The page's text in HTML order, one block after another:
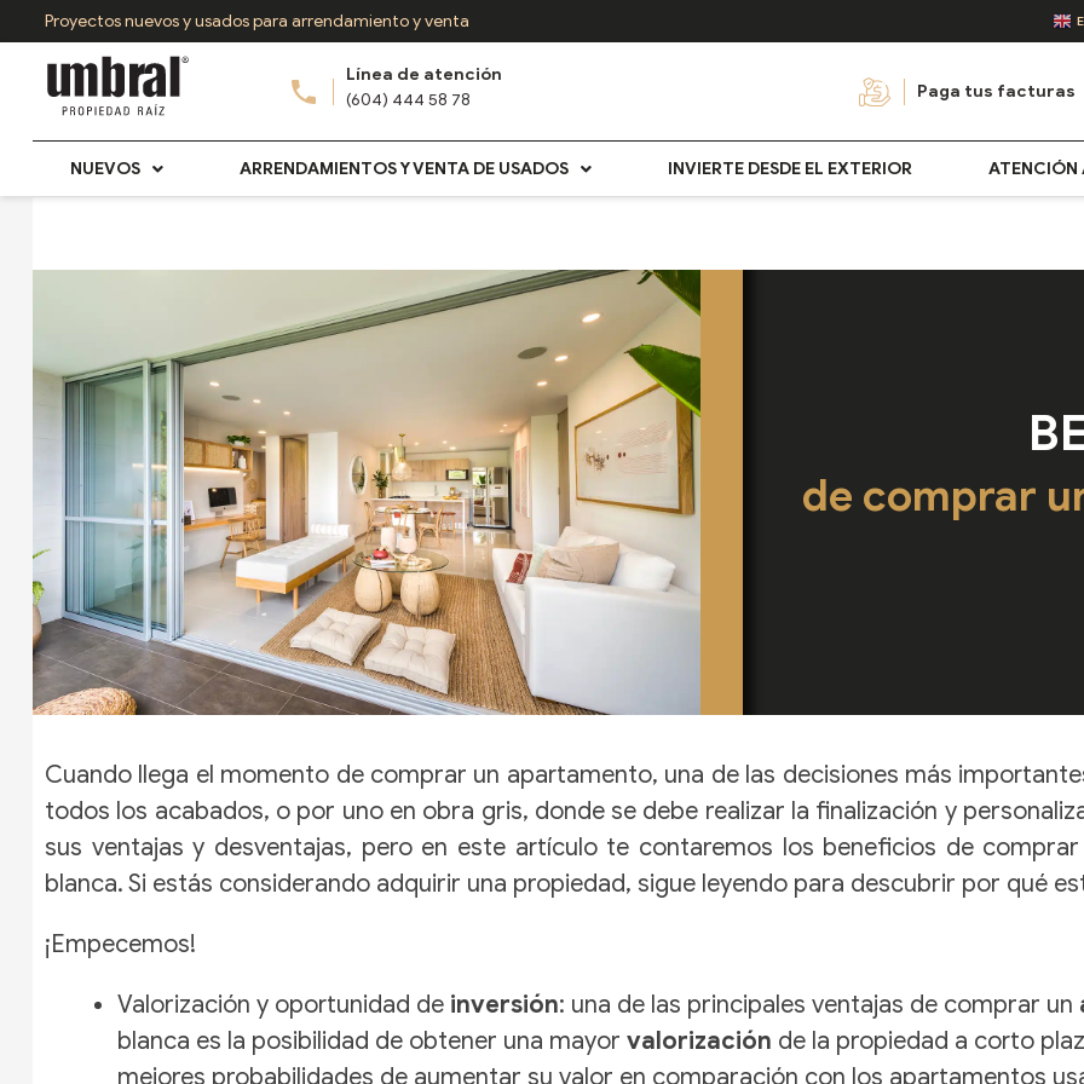
al
Proyectos nuevos y usados para arrendamiento y venta
Línea de atención
(604) 444 58 78
Paga tus facturas
NUEVOS ARRENDAMIENTOS Y VENTA DE USADOS INVIERTE DESDE EL EXTERIOR ATENCIÓN
de comprar
Cuando llega el momento de comprar un apartamento, una de las decisiones más
todos los acabados, o por uno en obra gris, donde se debe realizar la finalización y
sus ventajas y desventajas, pero en este artículo te contaremos los beneficios de
blanca. Si estás considerando adquirir una propiedad, sigue leyendo para descubrir por qué
¡Empecemos!
Valorización y oportunidad de inversión: una de las principales ventajas de comprar un
blanca es la posibilidad de obtener una mayor valorización de la propiedad a corto
mejores probabilidades de aumentar su valor en comparación con los apartamentos